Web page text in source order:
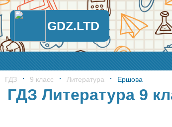
GDZ.LTD
ГДЗ 9 класс Литература Ершова
ГДЗ Литература 9